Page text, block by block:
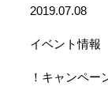
2019.07.08
イベント情報
！キャンペー